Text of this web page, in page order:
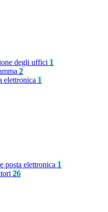
degli uffici 1
2
elettronica 1
posta elettronica 1
26